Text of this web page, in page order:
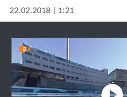
22.02.2018 | 1:21